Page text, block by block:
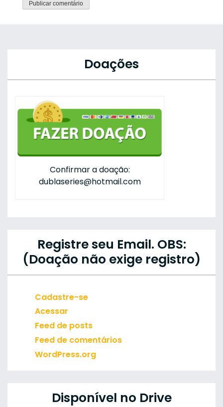
Doações
Confirmar a doação:
dublaseries@hotmail.com
Registre seu Email. OBS:
(Doação não exige registro)
Cadastre-se
Acessar
Feed de posts
Feed de comentários
WordPress.org
Disponível no Drive